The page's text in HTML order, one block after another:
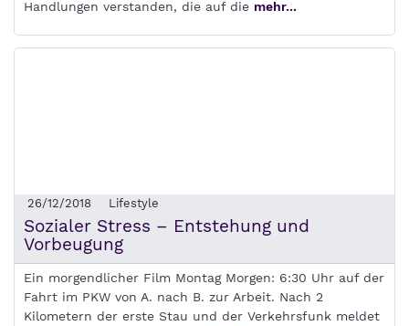
Handlungen verstanden, die auf die mehr...
26/12/2018 Lifestyle
Sozialer Stress – Entstehung und
Vorbeugung
Ein morgendlicher Film Montag Morgen: 6:30 Uhr auf der
Fahrt im PKW von A. nach B. zur Arbeit. Nach 2
Kilometern der erste Stau und der Verkehrsfunk meldet